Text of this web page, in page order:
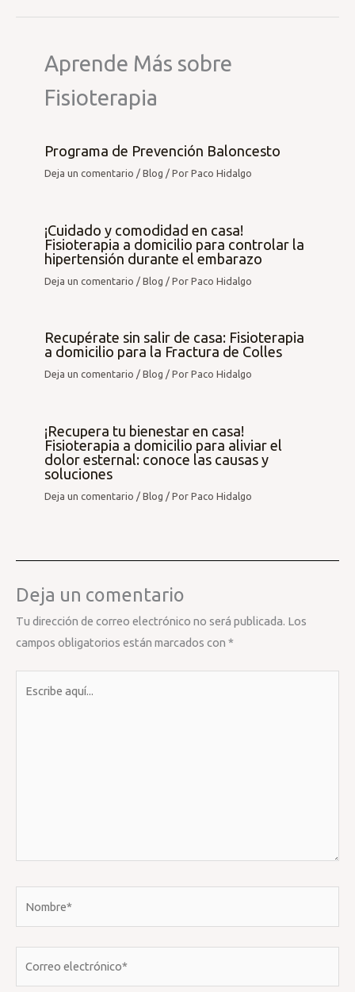
Aprende Más sobre
Fisioterapia
Programa de Prevención Baloncesto
Deja un comentario /Blog / PorPaco Hidalgo
¡Cuidado y comodidad en casa!
Fisioterapia a domicilio para controlar la
hipertensión durante el embarazo
Deja un comentario /Blog / PorPaco Hidalgo
Recupérate sin salir de casa: Fisioterapia
a domicilio para la Fractura de Colles
Deja un comentario /Blog / PorPaco Hidalgo
¡Recupera tu bienestar en casa!
Fisioterapia a domicilio para aliviar el
dolor esternal: conoce las causas y
soluciones
Deja un comentario /Blog / PorPaco Hidalgo
Deja un comentario
Tu dirección de correo electrónico no será publicada. Los
campos obligatorios están marcados con *